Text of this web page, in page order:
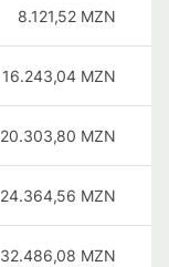
8.121,52 MZN
16.243,04 MZN
20.303,80 MZN
24.364,56 MZN
32.486,08 MZN